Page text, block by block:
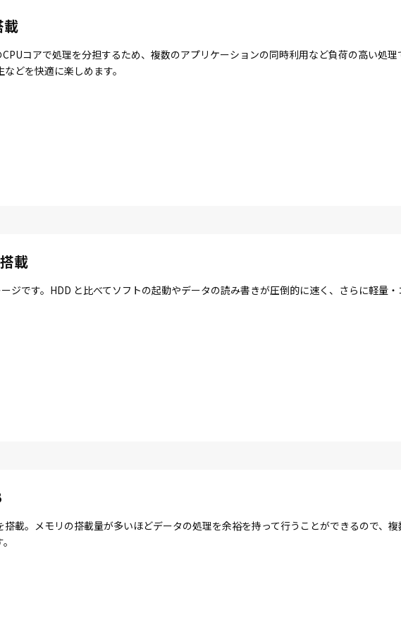
載
コアで処理を分担するため、複数のアプリケーションの同時利用など負荷の高い処理
どを快適に楽しめます。
載
ジです。HDD と比べてソフトの起動やデータの読み書きが圧倒的に速く、さらに軽量
載。メモリの搭載量が多いほどデータの処理を余裕を持って行うことができるので、